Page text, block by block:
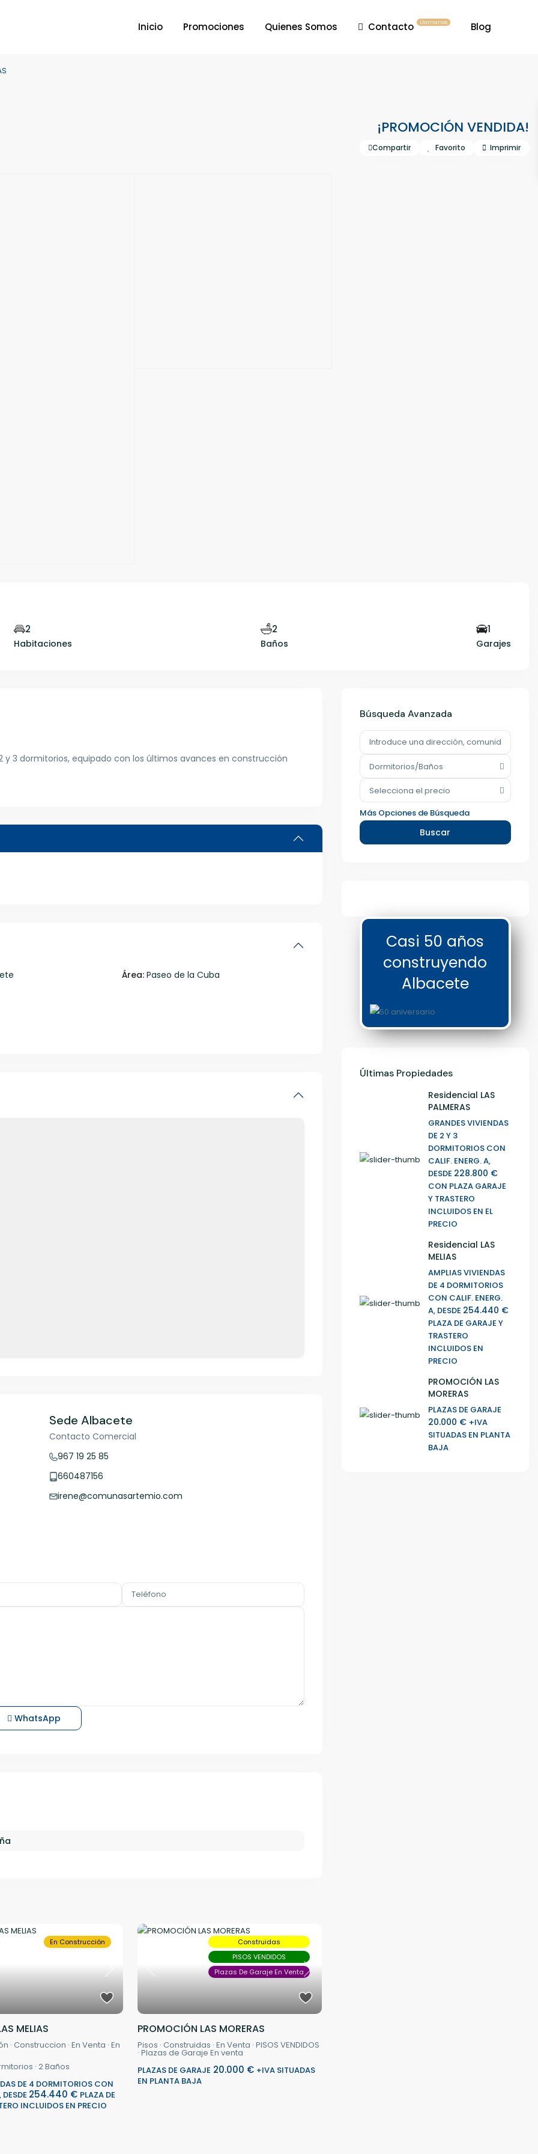
Inicio Promociones Quienes Somos Contacto Llamanos Blog
¡PROMOCIÓN VENDIDA!
Compartir Favorito Imprimir
2
Habitaciones
2
Baños
1
Garajes
3 dormitorios, equipado con los últimos avances en construcción
Área: Paseo de la Cuba
Sede Albacete
Contacto Comercial
967 19 25 85
660487156
irene@comunasartemio.com
WhatsApp
Next
En Construcción
MELIAS
·Construccion ·En Venta ·En
·2Baños
DE 4 DORMITORIOS CON
254.440 € PLAZA DE
INCLUIDOS EN PRECIO
Previous Next
Construidas
PISOS VENDIDOS
Plazas De Garaje En Venta
PROMOCIÓN LAS MORERAS
Pisos ·Construidas ·En Venta ·PISOS VENDIDOS
·Plazas de Garaje En venta
PLAZAS DE GARAJE 20.000 € +IVA SITUADAS
EN PLANTA BAJA
Búsqueda Avanzada
Dormitorios/Baños
Selecciona el precio
Más Opciones de Búsqueda
Buscar
Casi 50 años
construyendo
Albacete
Últimas Propiedades
Residencial LAS
PALMERAS
GRANDES VIVIENDAS
DE 2 Y 3
DORMITORIOS CON
CALIF. ENERG. A,
DESDE 228.800 €
CON PLAZA GARAJE
Y TRASTERO
INCLUIDOS EN EL
PRECIO
Residencial LAS
MELIAS
AMPLIAS VIVIENDAS
DE 4 DORMITORIOS
CON CALIF. ENERG.
A, DESDE 254.440 €
PLAZA DE GARAJE Y
TRASTERO
INCLUIDOS EN
PRECIO
PROMOCIÓN LAS
MORERAS
PLAZAS DE GARAJE
20.000 € +IVA
SITUADAS EN PLANTA
BAJA